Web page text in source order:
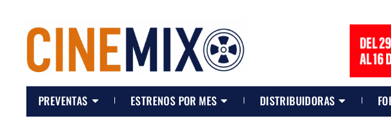
PREVENTAS ESTRENOS POR MES DISTRIBUIDORAS